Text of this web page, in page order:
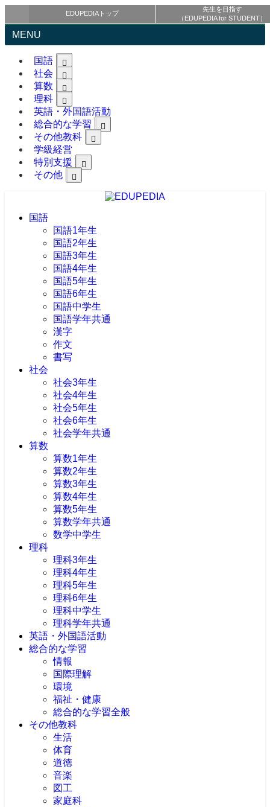
EDUPEDIAトップ
先生を目指す
（EDUPEDIA for STUDENT）
MENU
国語
社会
算数
理科
英語・外国語活動
総合的な学習
その他教科
学級経営
特別支援
その他
国語
国語1年生
国語2年生
国語3年生
国語4年生
国語5年生
国語6年生
国語中学生
国語学年共通
漢字
作文
書写
社会
社会3年生
社会4年生
社会5年生
社会6年生
社会学年共通
算数
算数1年生
算数2年生
算数3年生
算数4年生
算数5年生
算数学年共通
数学中学生
理科
理科3年生
理科4年生
理科5年生
理科6年生
理科中学生
理科学年共通
英語・外国語活動
総合的な学習
情報
国際理解
環境
福祉・健康
総合的な学習全般
その他教科
生活
体育
道徳
音楽
図工
家庭科